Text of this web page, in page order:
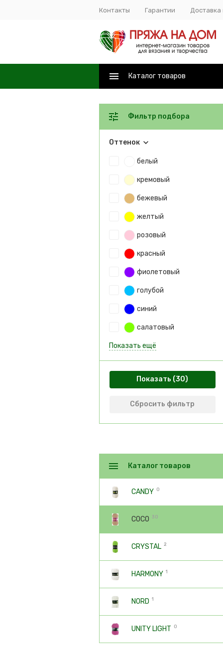
Контакты Гарантии Доставка
Каталог товаров
Фильтр подбора
Оттенок
белый
кремовый
бежевый
желтый
розовый
красный
фиолетовый
голубой
синий
салатовый
Показать ещё
Показать
Сбросить фильтр
Каталог товаров
CANDY 0
COCO 30
CRYSTAL 2
HARMONY 1
NORD 1
UNITY LIGHT 0